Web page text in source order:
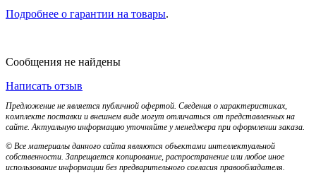
Подробнее о гарантии на товары.
Сообщения не найдены
Написать отзыв
Предложение не является публичной офертой. Сведения о характеристиках,
комплекте поставки и внешнем виде могут отличаться от представленных на
сайте. Актуальную информацию уточняйте у менеджера при оформлении заказа.
© Все материалы данного сайта являются объектами интеллектуальной
собственности. Запрещается копирование, распространение или любое иное
использование информации без предварительного согласия правообладателя.